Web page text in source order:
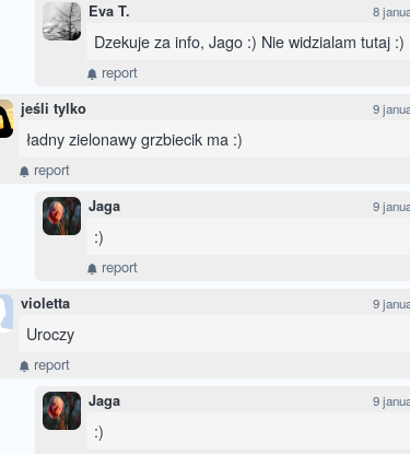
Eva T. 8
Dzekuje za info, Jago :) Nie widzialam tutaj :)
report
jeśli tylko 9
ładny zielonawy grzbiecik ma :)
report
Jaga 9
:)
report
violetta 9
Uroczy
report
Jaga 9
:)